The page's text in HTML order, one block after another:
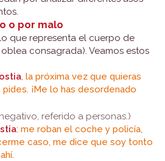
o por malo
que representa el cuerpo de
oblea consagrada). Veamos estos
, la próxima vez que quieras
¡Me lo has desordenado
referido a personas.)
: me roban el coche y policía,
caso, me dice que soy tonto